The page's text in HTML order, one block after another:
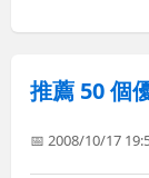
推薦 50 個
📅 2008/10/17